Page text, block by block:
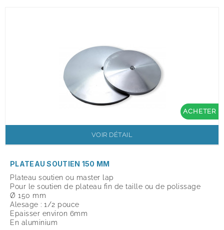
ACHETER
VOIR DÉTAIL
PLATEAU SOUTIEN 150 MM
Plateau soutien ou master lap
Pour le soutien de plateau fin de taille ou de polissage
Ø 150 mm
Alesage : 1/2 pouce
Epaisser environ 6mm
En aluminium